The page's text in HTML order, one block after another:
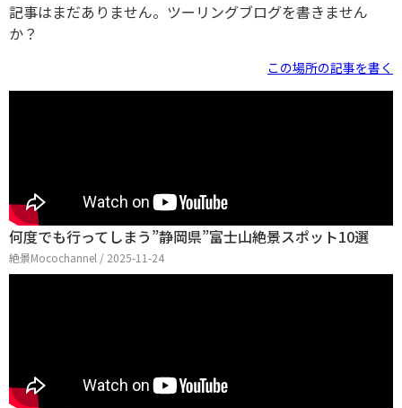
記事はまだありません。ツーリングブログを書きません
か？
この場所の記事を書く
何度でも行ってしまう”静岡県”富士山絶景スポット10選
絶景Mocochannel / 2025-11-24